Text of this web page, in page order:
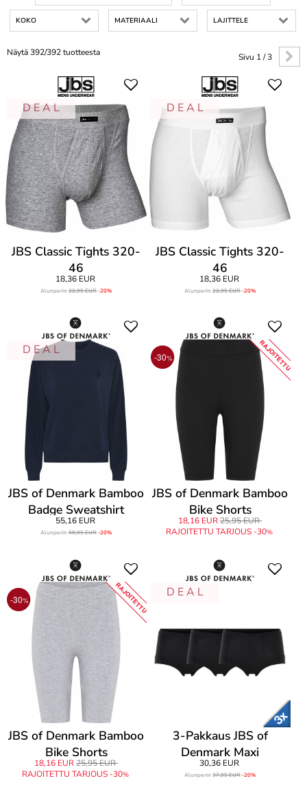
KOKO MATERIAALI LAJITTELE
Sivu 1 / 3
Näytä 392/392 tuotteesta
D E A L
JBS Classic Tights 320-
46
18,36 EUR
Alunperin22,95 EUR-20%
D E A L
JBS Classic Tights 320-
46
18,36 EUR
Alunperin22,95 EUR-20%
D E A L
JBS of Denmark Bamboo
Badge Sweatshirt
55,16 EUR
Alunperin68,95 EUR-20%
-30% RAJOITETTU
JBS of Denmark Bamboo
Bike Shorts
18,16 EUR 25,95 EUR
RAJOITETTU TARJOUS -30%
-30% RAJOITETTU
JBS of Denmark Bamboo
Bike Shorts
18,16 EUR25,95 EUR
RAJOITETTU TARJOUS -30%
D E A L
3-Pakkaus JBS of
Denmark Maxi
30,36 EUR
Alunperin37,95 EUR-20%